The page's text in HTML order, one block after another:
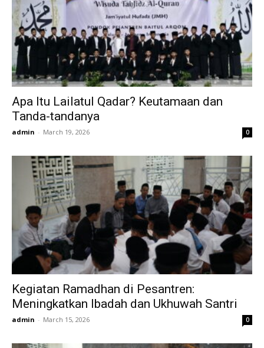
Apa Itu Lailatul Qadar? Keutamaan dan
Tanda-tandanya
admin - March 19, 2026 0
Kegiatan Ramadhan di Pesantren:
Meningkatkan Ibadah dan Ukhuwah Santri
admin - March 15, 2026 0